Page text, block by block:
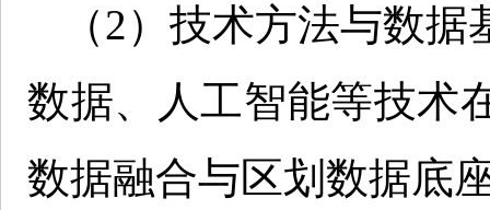
（2）技术方法与数
数据、人工智能等技术
数据融合与区划数据底